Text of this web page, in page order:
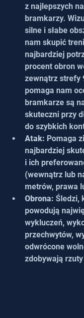
z najlepszych
bramkarzy.
silne i słabe
nam skupić
najbardziej
procent obron
zewnątrz strefy
pomaga nam
bramkarze są
skuteczni przy
do szybkich
Atak: Pomaga
najbardziej
i ich
(wewnątrz lub
metrów, prawa
Obrona: Śledzi,
powodują
wykluczeń,
przechwytów,
odwrócone
zdobywają